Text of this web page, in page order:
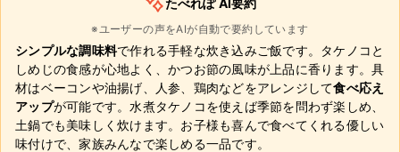
たべれぽ AI要約
※ユーザーの声をAIが自動で要約しています
シンプルな調味料で作れる手軽な炊き込みご飯です。タケノコと
しめじの食感が心地よく、かつお節の風味が上品に香ります。具
材はベーコンや油揚げ、人参、鶏肉などをアレンジして食べ応え
アップが可能です。水煮タケノコを使えば季節を問わず楽しめ、
土鍋でも美味しく炊けます。お子様も喜んで食べてくれる優しい
味付けで、家族みんなで楽しめる一品です。